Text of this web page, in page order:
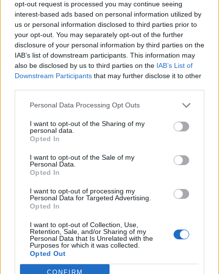
opt-out request is processed you may continue seeing
interest-based ads based on personal information utilized by
us or personal information disclosed to third parties prior to
your opt-out. You may separately opt-out of the further
disclosure of your personal information by third parties on the
IAB’s list of downstream participants. This information may
also be disclosed by us to third parties on the IAB’s List of
Downstream Participants that may further disclose it to other
Personal Data Processing Opt Outs
I want to opt-out of the Sharing of my
personal data.
Opted In
I want to opt-out of the Sale of my
Personal Data.
Opted In
I want to opt-out of processing my
Personal Data for Targeted Advertising.
Opted In
I want to opt-out of Collection, Use,
Retention, Sale, and/or Sharing of my
Personal Data that Is Unrelated with the
Purposes for which it was collected.
Opted Out
CONFIRM
notamment le hatha yoga, est accessible à tous et travaille la
respiration, l’équilibre et la force musculaire.
Côté alimentation, il faut suivre les recommandations officielles :
manger trois portions de légumes et deux de fruits par jour,
consommer au moins un féculant complet quotidiennement,
semaine, dont un poisson gras. Il est important de limiter la
et d’éviter les aliments transformés, les sodas, l’alcool et le tabac.
Article précédent
poursuivi pour avoir aidé
ses anciens patients
infirmière de nuit obtient
réparation pour son